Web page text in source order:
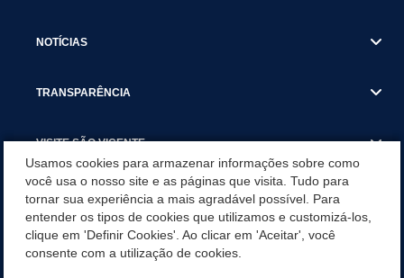
NOTÍCIAS
TRANSPARÊNCIA
VISITE SÃO VICENTE
SÃO VICENTE REFORÇA REDE DE PROTEÇÃO ÀS MULHERES
DURANTE O AGOSTO LILÁS COM AÇÕES DE
CONSCIENTIZAÇÃO E ACOLHIMENTO
Usamos cookies para armazenar informações sobre como
você usa o nosso site e as páginas que visita. Tudo para
tornar sua experiência a mais agradável possível. Para
entender os tipos de cookies que utilizamos e customizá-los,
clique em 'Definir Cookies'. Ao clicar em 'Aceitar', você
consente com a utilização de cookies.